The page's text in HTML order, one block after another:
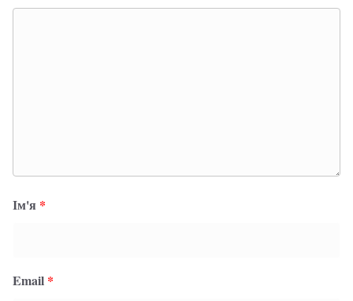
Ім'я *
Email *